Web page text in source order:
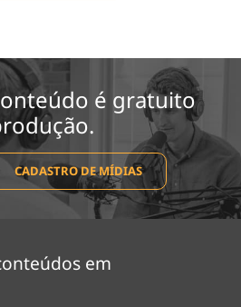
é gratuito
CADASTRO DE MÍDIAS
em